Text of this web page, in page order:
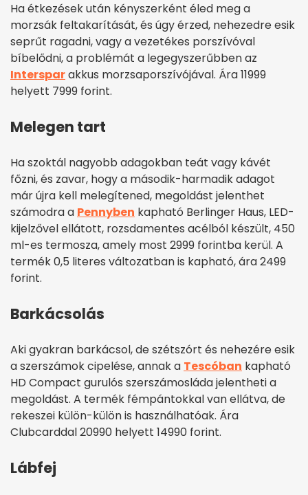
Ha étkezések után kényszerként éled meg a
morzsák feltakarítását, és úgy érzed, nehezedre esik
seprűt ragadni, vagy a vezetékes porszívóval
bíbelődni, a problémát a legegyszerűbben az
Intersparakkus morzsaporszívójával. Ára 11999
helyett 7999 forint.
Melegen tart
Ha szoktál nagyobb adagokban teát vagy kávét
főzni, és zavar, hogy a második-harmadik adagot
már újra kell melegítened, megoldást jelenthet
számodra a Pennyben kapható Berlinger Haus, LED-
kijelzővel ellátott, rozsdamentes acélból készült, 450
ml-es termosza, amely most 2999 forintba kerül. A
termék 0,5 literes változatban is kapható, ára 2499
forint.
Barkácsolás
Aki gyakran barkácsol, de szétszórt és nehezére esik
a szerszámok cipelése, annak a Tescóban kapható
HD Compact gurulós szerszámosláda jelentheti a
megoldást. A termék fémpántokkal van ellátva, de
rekeszei külön-külön is használhatóak. Ára
Clubcarddal 20990 helyett 14990 forint.
Lábfej